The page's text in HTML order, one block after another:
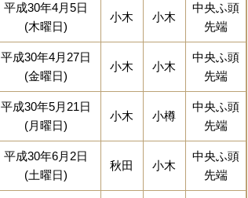
平成30年4月5日
(木曜日)
小木 小木
中央ふ頭
先端
平成30年4月27日
(金曜日)
小木 小木
中央ふ頭
先端
平成30年5月21日
(月曜日)
小木 小樽
中央ふ頭
先端
平成30年6月2日
(土曜日)
秋田 小木
中央ふ頭
先端